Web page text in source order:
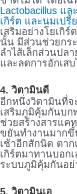
Lactobacillus แล
เกิร์ต และนมเปรี้
เสริมอย่างโยเกิ
นั้น มีส่วนช่วยกร
ลำไส้เล็กส่วนปล
และลดการอักเส
4. วิตามินดี
อีกหนึ่งวิตามินที่จ
เสริมภูมิคุ้มกันบก
ช่วยสร้างสารแค
ขยันทำงานมาก
เช้าอีกสักนิด ตา
เกิร์ตมาทานบอก
ระบบภูมิคุ้มกันอ
5. วิตามินเอ